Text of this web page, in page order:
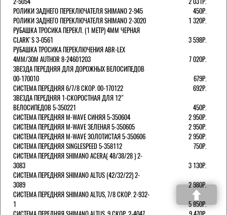
РОЛИКИ ЗАДНЕГО ПЕРЕКЛЮЧАТЕЛЯ SHIMANO 2-945
450Р.
РОЛИКИ ЗАДНЕГО ПЕРЕКЛЮЧАТЕЛЯ SHIMANO 2-3020
1 320Р.
РУБАШКА ТРОСИКА ПЕРЕКЛ. (1 МЕТР) 4ММ ЧЕРНАЯ
СLARK'S 3-0561
3 598Р.
РУБАШКА ТРОСИКА ПЕРЕКЛЮЧЕНИЯ ABR-LEX
4MM/30M AUTHOR 8-24601203
7 020Р.
ЗВЕЗДА ПЕРЕДНЯЯ ДЛЯ ДОРОЖНЫХ ВЕЛОСИПЕДОВ
00-170010
679Р.
СИСТЕМА ПЕРЕДНЯЯ 6/7/8 СКОР. 00-170122
692Р.
ЗВЕЗДА ПЕРЕДНЯЯ 1-СКОРОСТНАЯ ДЛЯ 12"
ВЕЛОСИПЕДОВ 5-350221
450Р.
СИСТЕМА ПЕРЕДНЯЯ M-WAVE СИНЯЯ 5-350604
2 950Р.
СИСТЕМА ПЕРЕДНЯЯ M-WAVE ЗЕЛЕНАЯ 5-350605
2 950Р.
СИСТЕМА ПЕРЕДНЯЯ M-WAVE ЗОЛОТИСТАЯ 5-350606
2 950Р.
СИСТЕМА ПЕРЕДНЯЯ SINGLESPEED 5-358112
750Р.
СИСТЕМА ПЕРЕДНЯЯ SHIMANO ACERA( 48/38/28 ) 2-
3083
3 130Р.
СИСТЕМА ПЕРЕДНЯЯ SHIMANO ALTUS (42/32/22) 2-
3089
2 980Р.
СИСТЕМА ПЕРЕДНЯЯ SHIMANO ALTUS, 7/8 СКОР. 2-932-
1
5 850Р.